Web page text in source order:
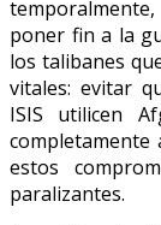
poner fin a la
los talibanes
vitales: evitar
ISIS utilicen
completamente
estos
paralizantes.